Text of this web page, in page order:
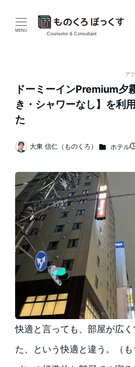
MENU
Counselor & Consultant
ア
ドーミーインPremium夕
き・シャワーなし】を利
た
著
大東 信仁（ものくろ） カテゴリー
ホテル
快適と言っても、部屋が広
た、という快適と違う。（